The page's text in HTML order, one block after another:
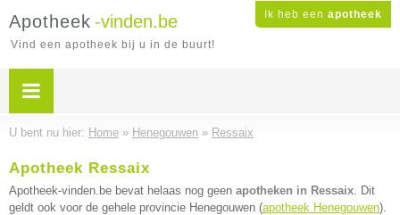
Ik heb een apotheek
Apotheek -vinden.be
Vind een apotheek bij u in de buurt!
U bent nu hier: Home » Henegouwen » Ressaix
Apotheek Ressaix
Apotheek-vinden.be bevat helaas nog geen apotheken in Ressaix. Dit
geldt ook voor de gehele provincie Henegouwen (apotheek Henegouwen).